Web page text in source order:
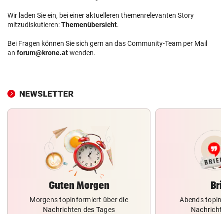
Wir laden Sie ein, bei einer aktuelleren themenrelevanten Story
mitzudiskutieren:Themenübersicht.
Bei Fragen können Sie sich gern an das Community-Team per Mail
an forum@krone.atwenden.
NEWSLETTER
Guten Morgen
Morgens topinformiert über die
Nachrichten des Tages
Abends